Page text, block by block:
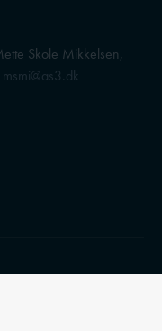
Skole Mikkelsen,
msmi@as3.dk